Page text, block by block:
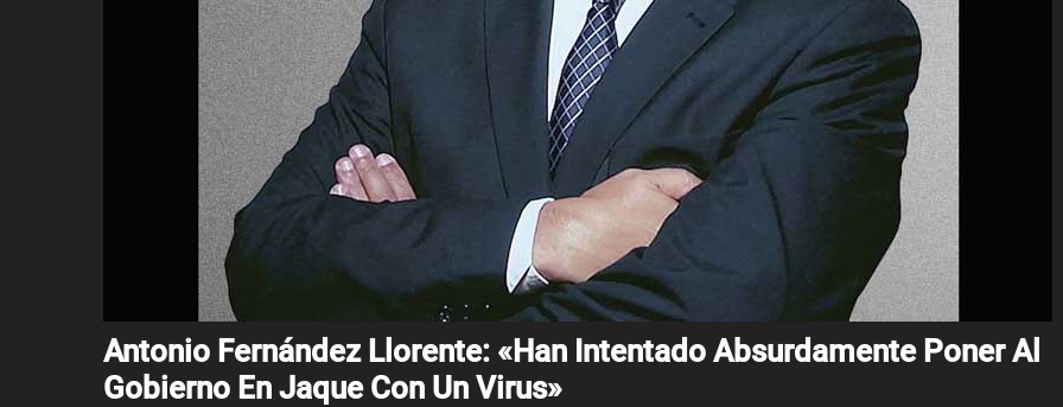
Antonio Fernández Llorente: «Han Intentado Absurdamente Poner Al
Gobierno En Jaque Con Un Virus»